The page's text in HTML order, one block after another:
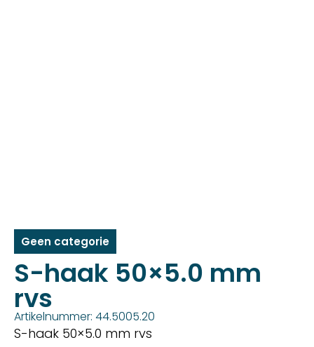
Geen categorie
S-haak 50×5.0 mm
rvs
Artikelnummer: 44.5005.20
S-haak 50×5.0 mm rvs